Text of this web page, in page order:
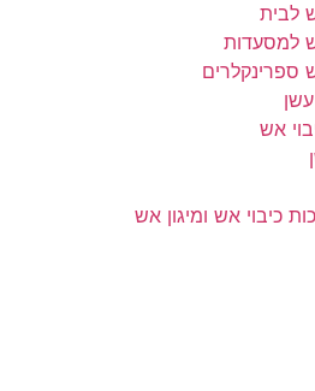
לבית
למסעדות
ספרינקלרים
אש
כיבוי אש ומיגון אש